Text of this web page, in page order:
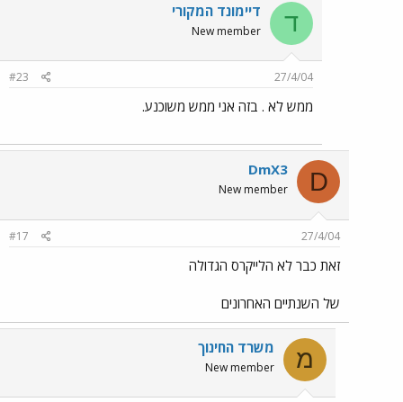
ד דיימונד המקורי
New member
27/4/04
#23
ממש לא . בזה אני ממש משוכנע.
D
DmX3
New member
27/4/04
#17
זאת כבר לא הלייקרס הגדולה
של השנתיים האחרונים
מ משרד החינוך
New member